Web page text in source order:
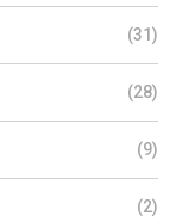
(31)
(28)
(9)
(2)